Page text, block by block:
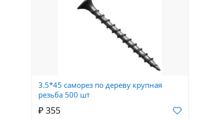
3.5*45 саморез по дереву крупная
резьба 500 шт
₽ 355